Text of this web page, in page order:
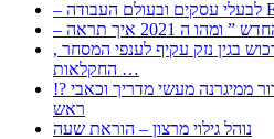
ה 2021 איך תראה
, התעשייה , פיצויי מס רכוש בגין נזק עקיף לענפי המסחר
החקלאות …
!? איך להפרד מהמיגרנה לשחרור ממיגרנה מעשי מדריך וכאבי
ראש
נוהל גילוי מרצון – הוראת שעה